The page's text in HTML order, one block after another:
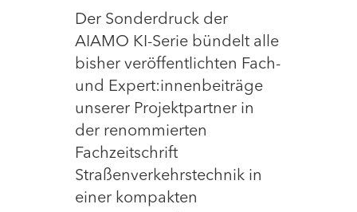
Der Sonderdruck der
AIAMO KI-Serie bündelt alle
bisher veröffentlichten Fach-
und Expert:innenbeiträge
unserer Projektpartner in
der renommierten
Fachzeitschrift
Straßenverkehrstechnik in
einer kompakten